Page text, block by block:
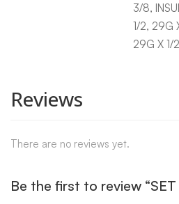
3/8,
1/2, 29G
29G X 1/
Reviews
There are no reviews yet.
Be the first to review